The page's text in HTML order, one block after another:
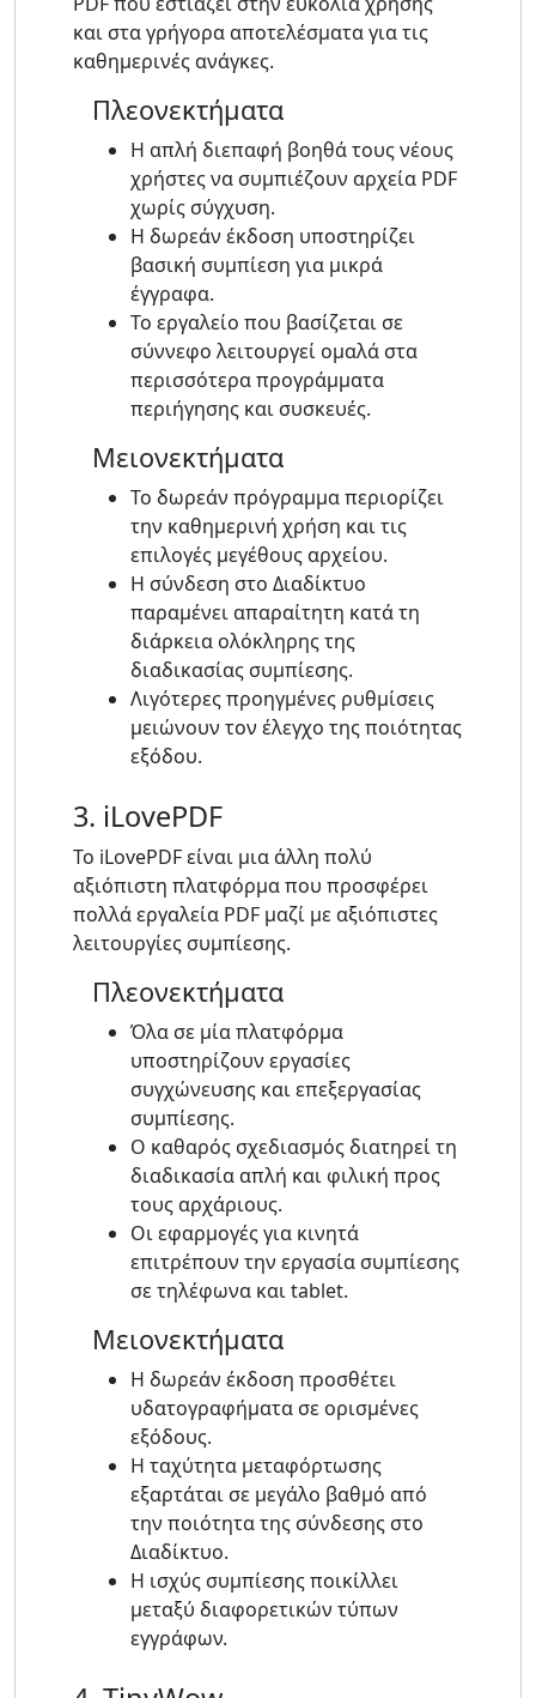
και στα γρήγορα αποτελέσματα για τις
καθημερινές ανάγκες.
Πλεονεκτήματα
Η απλή διεπαφή βοηθά τους νέους
χρήστες να συμπιέζουν αρχεία PDF
χωρίς σύγχυση.
Η δωρεάν έκδοση υποστηρίζει
βασική συμπίεση για μικρά
έγγραφα.
Το εργαλείο που βασίζεται σε
σύννεφο λειτουργεί ομαλά στα
περισσότερα προγράμματα
περιήγησης και συσκευές.
Μειονεκτήματα
Το δωρεάν πρόγραμμα περιορίζει
την καθημερινή χρήση και τις
επιλογές μεγέθους αρχείου.
Η σύνδεση στο Διαδίκτυο
παραμένει απαραίτητη κατά τη
διάρκεια ολόκληρης της
διαδικασίας συμπίεσης.
Λιγότερες προηγμένες ρυθμίσεις
μειώνουν τον έλεγχο της ποιότητας
εξόδου.
3. iLovePDF
Το iLovePDF είναι μια άλλη πολύ
αξιόπιστη πλατφόρμα που προσφέρει
πολλά εργαλεία PDF μαζί με αξιόπιστες
λειτουργίες συμπίεσης.
Πλεονεκτήματα
Όλα σε μία πλατφόρμα
υποστηρίζουν εργασίες
συγχώνευσης και επεξεργασίας
συμπίεσης.
Ο καθαρός σχεδιασμός διατηρεί τη
διαδικασία απλή και φιλική προς
τους αρχάριους.
Οι εφαρμογές για κινητά
επιτρέπουν την εργασία συμπίεσης
σε τηλέφωνα και tablet.
Μειονεκτήματα
Η δωρεάν έκδοση προσθέτει
υδατογραφήματα σε ορισμένες
εξόδους.
Η ταχύτητα μεταφόρτωσης
εξαρτάται σε μεγάλο βαθμό από
την ποιότητα της σύνδεσης στο
Διαδίκτυο.
Η ισχύς συμπίεσης ποικίλλει
μεταξύ διαφορετικών τύπων
εγγράφων.